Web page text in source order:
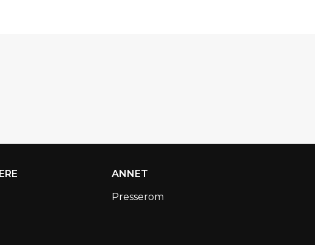
ANNET
Presserom